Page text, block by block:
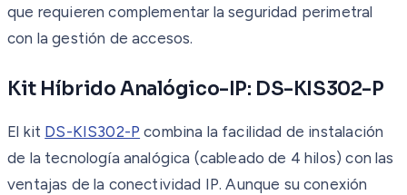
que requieren complementar la seguridad perimetral
con la gestión de accesos.
Kit Híbrido Analógico-IP: DS-KIS302-P
El kit DS-KIS302-P combina la facilidad de instalación
de la tecnología analógica (cableado de 4 hilos) con las
ventajas de la conectividad IP. Aunque su conexión